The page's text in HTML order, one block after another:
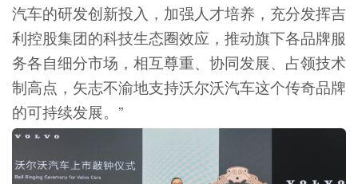
汽车的研发创新投入，加强人才培养，充分发挥吉
利控股集团的科技生态圈效应，推动旗下各品牌服
务各自细分市场，相互尊重、协同发展、占领技术
制高点，矢志不渝地支持沃尔沃汽车这个传奇品牌
的可持续发展。”